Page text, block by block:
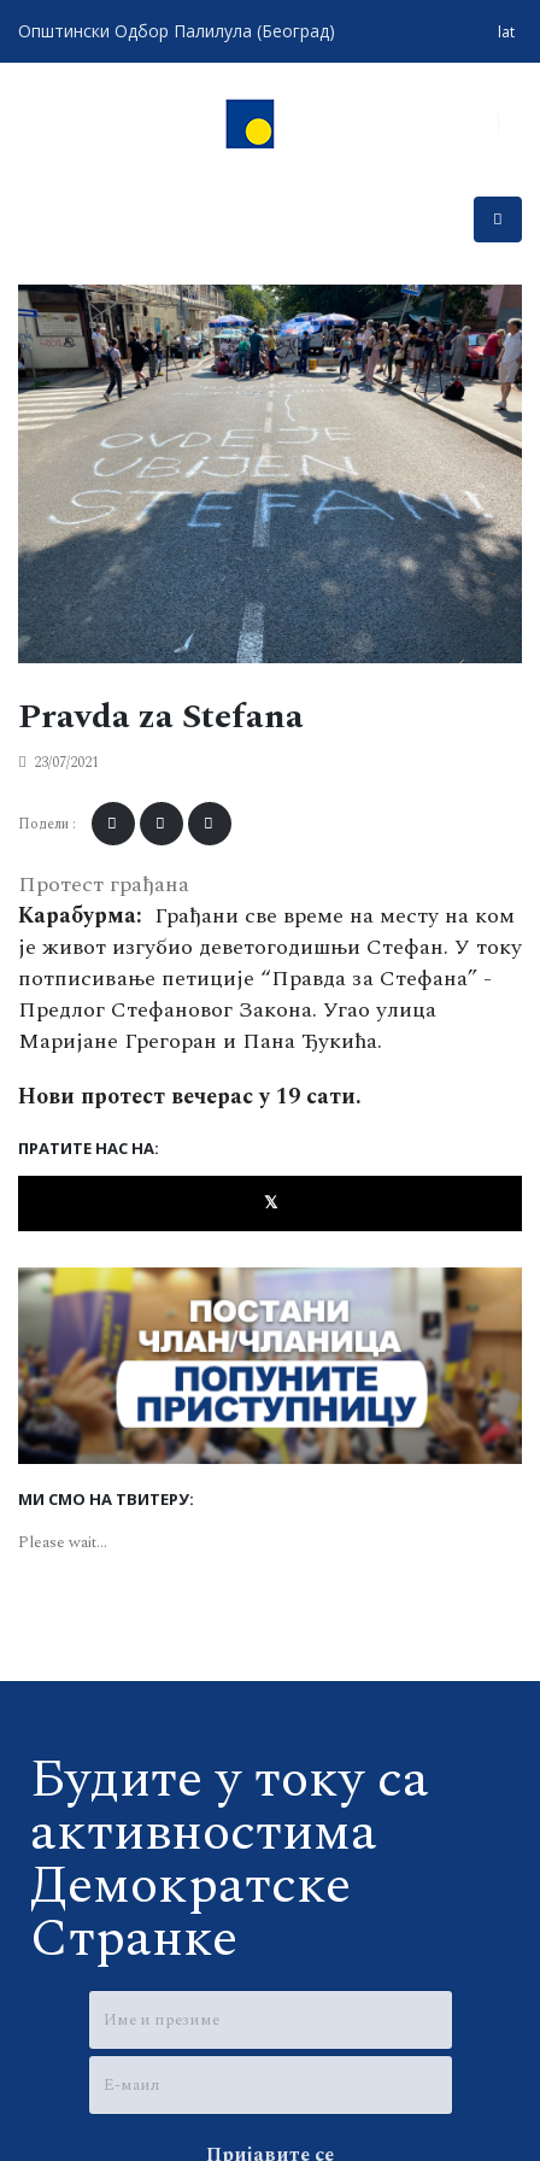
Општински Одбор Палилула (Београд) lat
Pravda za Stefana
23/07/2021
Подели :
Протест грађана
Карабурма: Грађани све време на месту на ком
је живот изгубио деветогодишњи Стефан. У току
потписивање петиције “Правда за Стефана” -
Предлог Стефановог Закона. Угао улица
Маријане Грегоран и Пана Ђукића.
Нови протест вечерас у 19 сати.
ПРАТИТЕ НАС НА:
𝕏
МИ СМО НА ТВИТЕРУ:
Please wait...
Будите у току са
активностима
Демократске
Странке
Пријавите се